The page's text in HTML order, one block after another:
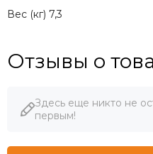
Вес (кг) 7,3
Отзывы о
Здесь еще никто не
первым!